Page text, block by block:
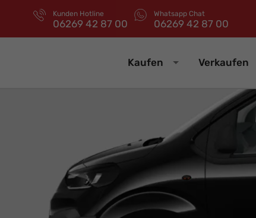
Kunden Hotline
06269 42 87 00
Whatsapp Chat
06269 42 87 00
Kaufen Verkaufen